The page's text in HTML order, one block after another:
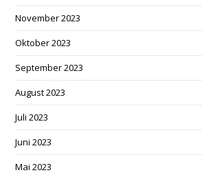
November 2023
Oktober 2023
September 2023
August 2023
Juli 2023
Juni 2023
Mai 2023